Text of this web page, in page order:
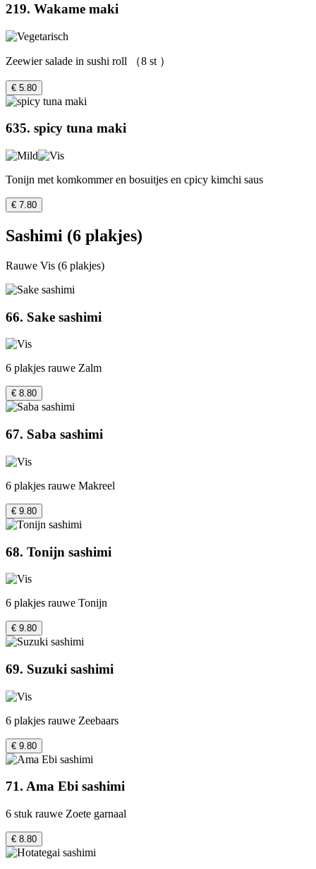
219. Wakame maki
Zeewier salade in sushi roll （8 st ）
€ 5.80
635. spicy tuna maki
Tonijn met komkommer en bosuitjes en cpicy kimchi saus
€ 7.80
Sashimi (6 plakjes)
Rauwe Vis (6 plakjes)
66. Sake sashimi
6 plakjes rauwe Zalm
€ 8.80
67. Saba sashimi
6 plakjes rauwe Makreel
€ 9.80
68. Tonijn sashimi
6 plakjes rauwe Tonijn
€ 9.80
69. Suzuki sashimi
6 plakjes rauwe Zeebaars
€ 9.80
71. Ama Ebi sashimi
6 stuk rauwe Zoete garnaal
€ 8.80